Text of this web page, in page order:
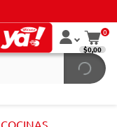
0
$0,00
COCINAS